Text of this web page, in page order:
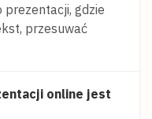
prezentacji, gdzie
przesuwać
online jest